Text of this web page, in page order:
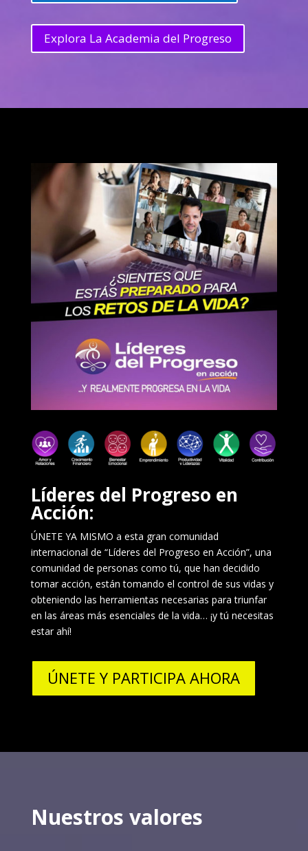
Explora La Academia del Progreso
Líderes del Progreso en
Acción:
ÚNETE YA MISMO a esta gran comunidad
internacional de “Líderes del Progreso en Acción”, una
comunidad de personas como tú, que han decidido
tomar acción, están tomando el control de sus vidas y
obteniendo las herramientas necesarias para triunfar
en las áreas más esenciales de la vida… ¡y tú necesitas
estar ahí!
ÚNETE Y PARTICIPA AHORA
Nuestros valores